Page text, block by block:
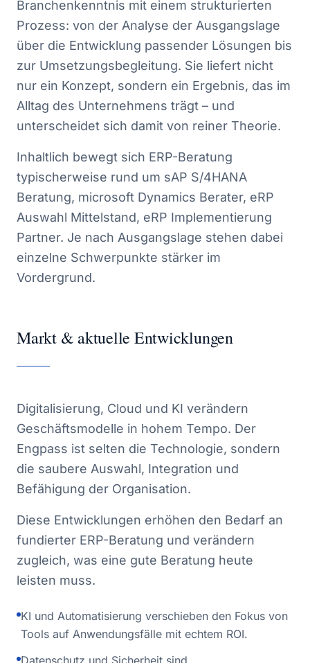
Branchenkenntnis mit einem strukturierten
Prozess: von der Analyse der Ausgangslage
über die Entwicklung passender Lösungen bis
zur Umsetzungsbegleitung. Sie liefert nicht
nur ein Konzept, sondern ein Ergebnis, das im
Alltag des Unternehmens trägt – und
unterscheidet sich damit von reiner Theorie.
Inhaltlich bewegt sich ERP-Beratung
typischerweise rund um sAP S/4HANA
Beratung, microsoft Dynamics Berater, eRP
Auswahl Mittelstand, eRP Implementierung
Partner. Je nach Ausgangslage stehen dabei
einzelne Schwerpunkte stärker im
Vordergrund.
Markt & aktuelle Entwicklungen
Digitalisierung, Cloud und KI verändern
Geschäftsmodelle in hohem Tempo. Der
Engpass ist selten die Technologie, sondern
die saubere Auswahl, Integration und
Befähigung der Organisation.
Diese Entwicklungen erhöhen den Bedarf an
fundierter ERP-Beratung und verändern
zugleich, was eine gute Beratung heute
leisten muss.
KI und Automatisierung verschieben den Fokus von
Tools auf Anwendungsfälle mit echtem ROI.
Datenschutz und Sicherheit sind